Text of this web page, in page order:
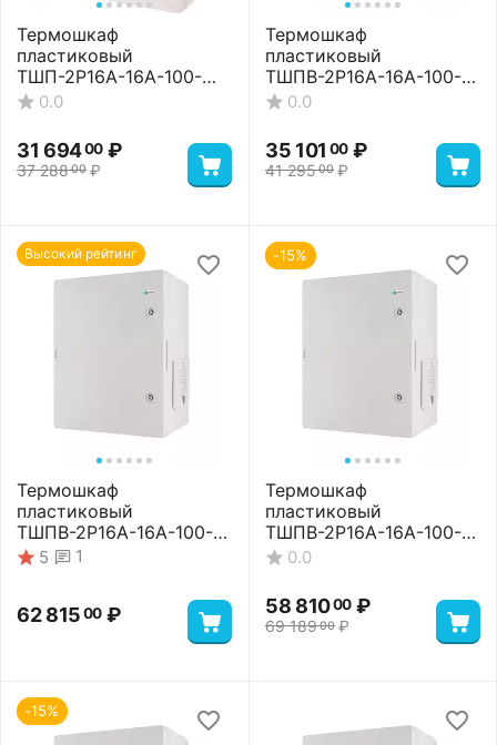
Термошкаф
пластиковый
ТШП-2P16A-16A-100-
604020 Standart
0.0
37 28800 ₽
31 69400 ₽
Термошкаф
пластиковый
ТШПВ-2P16A-16A-100-
65-504024 Basic
0.0
41 29500 ₽
35 101 00 ₽
Высокий рейтинг
Термошкаф
пластиковый
ТШПВ-2P16A-16A-100-
65-504024 Premium
5 1
62 81500 ₽
-15%
Термошкаф
пластиковый
ТШПВ-2P16A-16A-100-
65-504024 Standart
0.0
69 18900 ₽
58 81000 ₽
-15%